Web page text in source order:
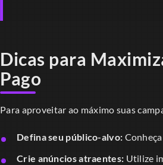
Dicas para
Pago
Para aproveitar ao máximo suas
Defina seu público-alvo:
Crie anúncios atraentes: Utilize